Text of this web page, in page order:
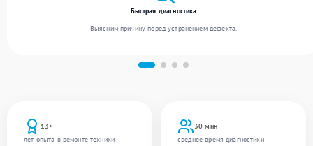
13+
лет опыта в ремонте техники
30 мин
среднее время диагностики
Быстрая диагностика
Выясним причину перед устранением дефекта.